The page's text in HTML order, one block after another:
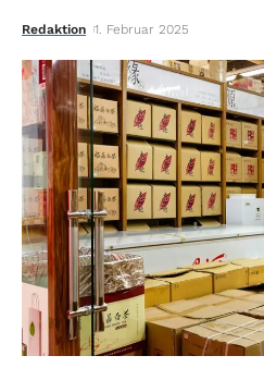
Redaktion 1. Februar 2025